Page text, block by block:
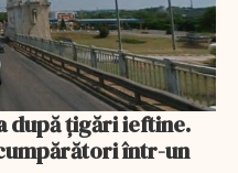
după țigări ieftine.
într-un